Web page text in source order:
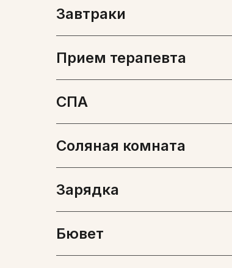
Завтраки
Прием терапевта
СПА
Соляная комната
Зарядка
Бювет